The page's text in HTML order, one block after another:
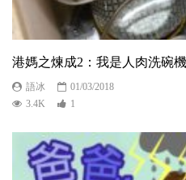
港媽之煉成2：我是人肉洗碗機
語冰
01/03/2018
3.4K
1